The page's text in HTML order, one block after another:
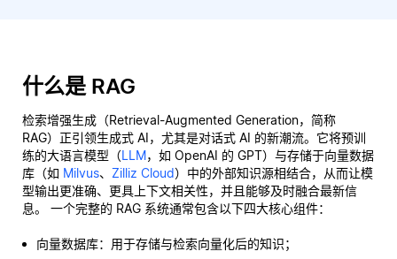
什么是 RAG
检索增强生成（Retrieval-Augmented Generation，简称
RAG）正引领生成式 AI，尤其是对话式 AI 的新潮流。它将预训
练的大语言模型（LLM，如 OpenAI 的 GPT）与存储于向量数据
库（如 Milvus、 Zilliz Cloud）中的外部知识源相结合，从而让模
型输出更准确、更具上下文相关性，并且能够及时融合最新信
息。 一个完整的 RAG 系统通常包含以下四大核心组件：
向量数据库：用于存储与检索向量化后的知识；